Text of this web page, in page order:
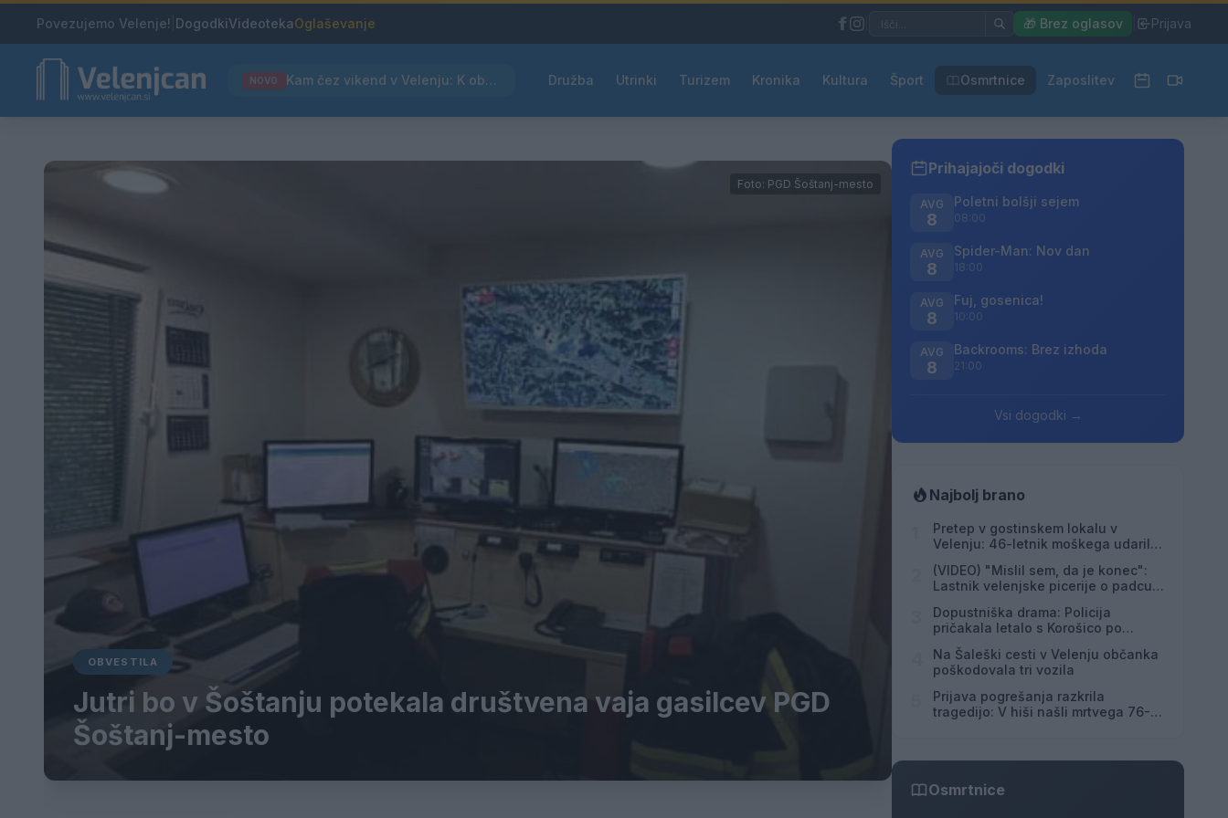
Povezujemo Velenje! DogodkiVideotekaOglaševanje 🎁 Brez oglasov Prijava
NOVO Kam čez vikend v Velenju: K obisku vabi Poletni bolšji sejem Družba Utrinki Turizem Kronika Kultura Šport Osmrtnice Zaposlitev
Foto: PGD Šoštanj-mesto
OBVESTILA
Jutri bo v Šoštanju potekala društvena vaja gasilcev PGD
Šoštanj-mesto
Prihajajoči dogodki
AVG
8
Poletni bolšji sejem
08:00
AVG
8
Spider-Man: Nov dan
18:00
AVG
8
Fuj, gosenica!
10:00
AVG
8
Backrooms: Brez izhoda
21:00
Vsi dogodki →
Najbolj brano
Pretep v gostinskem lokalu v
Velenju: 46-letnik moškega udaril s
(VIDEO) "Mislil sem, da je konec":
Lastnik velenjske picerije o padcu s
Dopustniška drama: Policija
pričakala letalo s Korošico po
Na Šaleški cesti v Velenju občanka
poškodovala tri vozila
Prijava pogrešanja razkrila
tragedijo: V hiši našli mrtvega 76-
Osmrtnice